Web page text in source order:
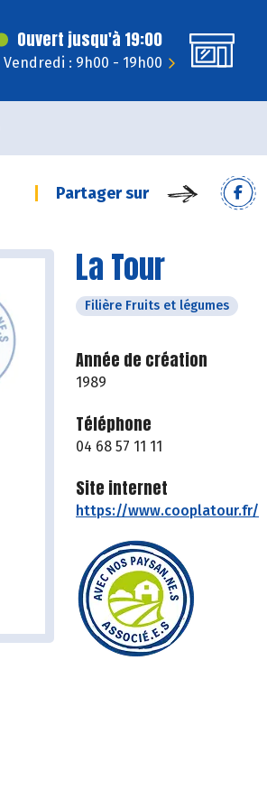
Ouvert jusqu'à 19:00
Vendredi : 9h00 - 19h00
Partager sur
La Tour
Filière Fruits et légumes
Année de création
1989
Téléphone
04 68 57 11 11
Site internet
https://www.cooplatour.fr/